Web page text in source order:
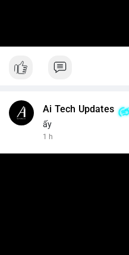
Ai Tech Updates
ấy
1 h